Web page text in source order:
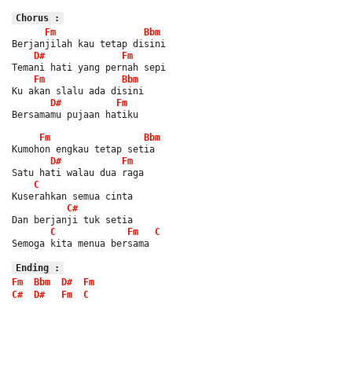
Chorus :
Fm
Bbm
Berjanjilah kau tetap disini
D#
Fm
Temani hati yang pernah sepi
Fm
Bbm
Ku akan slalu ada disini
D#
Fm
Bersamamu pujaan hatiku
Fm
Bbm
Kumohon engkau tetap setia
D#
Fm
Satu hati walau dua raga
C
Kuserahkan semua cinta
C#
Dan berjanji tuk setia
C
Fm
C
Semoga kita menua bersama
Ending :
Fm
Bbm D#
Fm
C#
D# Fm C